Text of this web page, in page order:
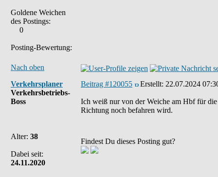
Goldene Weichen
des Postings:
0
Posting-Bewertung:
Nach oben
Verkehrsplaner
Verkehrsbetriebs-
Boss
Alter: 38
Dabei seit:
24.11.2020
Beitrag #120055 Erstellt: 22.07.2024
Ich weiß nur von der Weiche am Hbf für
Richtung noch befahren wird.
Findest Du dieses Posting gut?